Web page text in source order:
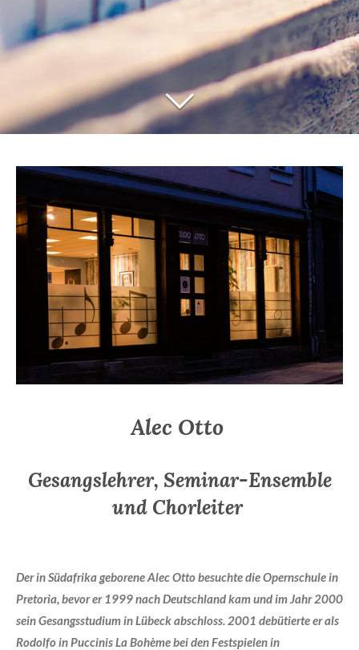
Alec Otto
Gesangslehrer, Seminar-Ensemble
und Chorleiter
Der in Südafrika geborene Alec Otto besuchte die Opernschule in
Pretoria, bevor er 1999 nach Deutschland kam und im Jahr 2000
sein Gesangsstudium in Lübeck abschloss. 2001 debütierte er als
Rodolfo in Puccinis La Bohème bei den Festspielen in